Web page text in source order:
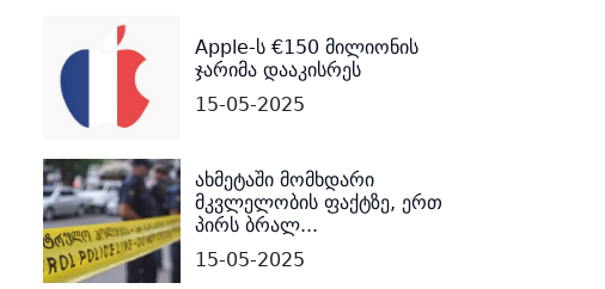
Apple-ს €150 მილიონის
ჯარიმა დააკისრეს
15-05-2025
ახმეტაში მომხდარი
მკვლელობის ფაქტზე, ერთ
პირს ბრალ...
15-05-2025